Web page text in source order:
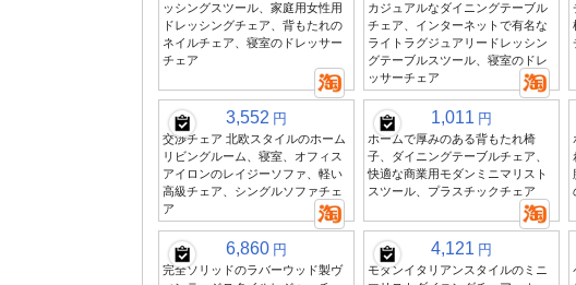
ッシングスツール、家庭用女性用
ドレッシングチェア、背もたれの
ネイルチェア、寝室のドレッサー
チェア
カジュアルなダイニングテーブル
チェア、インターネットで有名な
ライトラグジュアリードレッシン
グテーブルスツール、寝室のドレ
ッサーチェア
3,552 円
交渉チェア 北欧スタイルのホーム
リビングルーム、寝室、オフィス
アイロンのレイジーソファ、軽い
高級チェア、シングルソファチェ
ア
1,011 円
ホームで厚みのある背もたれ椅
子、ダイニングテーブルチェア、
快適な商業用モダンミニマリスト
スツール、プラスチックチェア
6,860 円
完全ソリッドのラバーウッド製ヴ
4,121 円
モダンイタリアンスタイルのミニ